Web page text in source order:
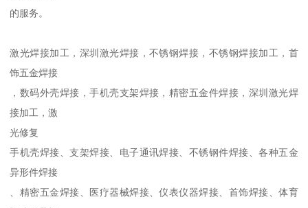
的服务。
激光焊接加工，深圳激光焊接，不锈钢焊接，不锈钢焊接加工，首
饰五金焊接
，数码外壳焊接，手机壳支架焊接，精密五金件焊接，深圳激光焊
接加工，激
光修复
手机壳焊接、支架焊接、电子通讯焊接、不锈钢件焊接、各种五金
异形件焊接
、精密五金焊接、医疗器械焊接、仪表仪器焊接、首饰焊接、体育